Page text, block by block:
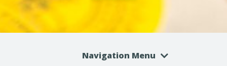
Navigation Menu